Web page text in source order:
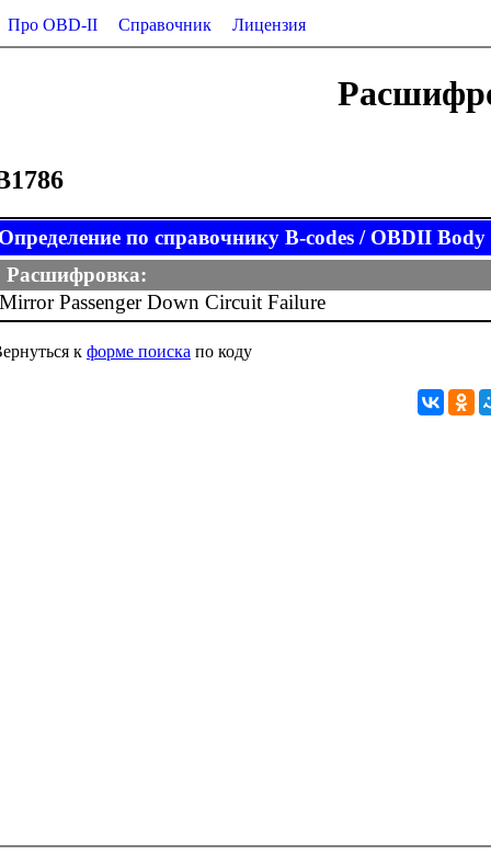
Про OBD-II Справочник Лицензия
по справочнику B-codes / OBDII Body
Расшифровка:
Mirror Passenger Down Circuit Failure
к форме поиска по коду